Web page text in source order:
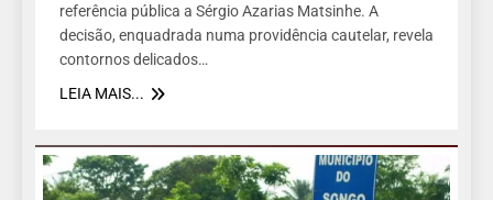
referência pública a Sérgio Azarias Matsinhe. A
decisão, enquadrada numa providência cautelar, revela
contornos delicados…
LEIA MAIS...